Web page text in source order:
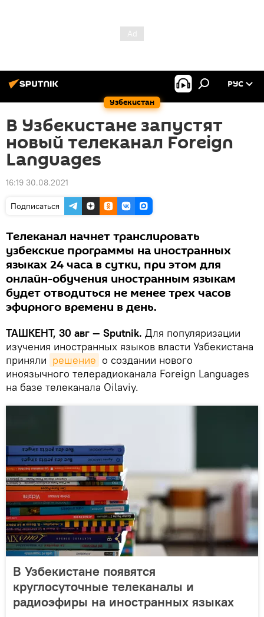
Узбекистан
РУС
В Узбекистане запустят
новый телеканал Foreign
Languages
16:19 30.08.2021
Подписаться
Телеканал начнет транслировать
узбекские программы на иностранных
языках 24 часа в сутки, при этом для
онлайн-обучения иностранным языкам
будет отводиться не менее трех часов
эфирного времени в день.
ТАШКЕНТ, 30 авг — Sputnik. Для популяризации
изучения иностранных языков власти Узбекистана
приняли решение о создании нового
иноязычного телерадиоканала Foreign Languages
на базе телеканала Oilaviy.
В Узбекистане появятся
круглосуточные телеканалы и
радиоэфиры на иностранных языках